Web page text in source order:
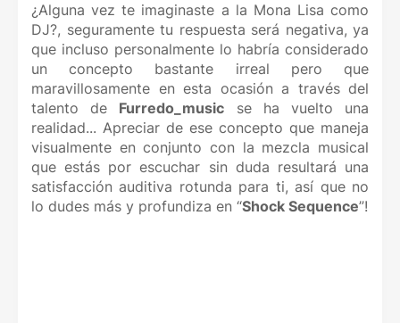
¿Alguna vez te imaginaste a la Mona Lisa como
DJ?, seguramente tu respuesta será negativa, ya
que incluso personalmente lo habría considerado
un concepto bastante irreal pero que
maravillosamente en esta ocasión a través del
talento de Furredo_music se ha vuelto una
realidad... Apreciar de ese concepto que maneja
visualmente en conjunto con la mezcla musical
que estás por escuchar sin duda resultará una
satisfacción auditiva rotunda para ti, así que no
lo dudes más y profundiza en “Shock Sequence”!